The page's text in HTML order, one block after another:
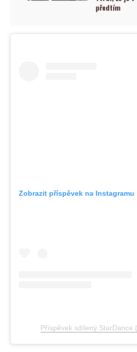
předtím
Zobrazit příspěvek na Instagramu
Příspěvek sdílený StarDance